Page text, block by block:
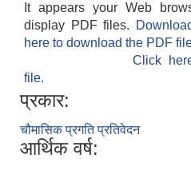
It appears your Web
display PDF files.
here to download the PDF
Click
file.
प्रकार:
चौमासिक प्रगति प्रतिवेदन
आर्थिक वर्ष: